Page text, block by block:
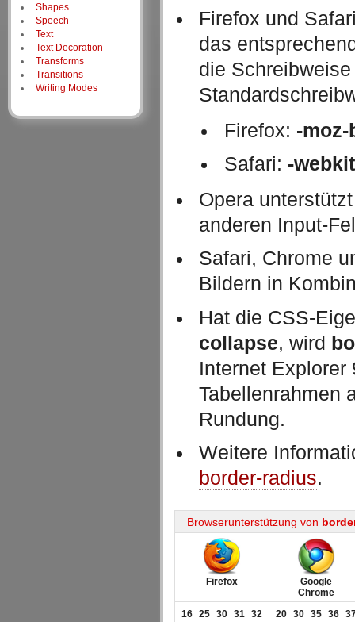
Firefox und
das
die
Firefox: -
Safari: -
Opera
anderen Input-
Safari, Chrome
Bildern in
Hat die CSS-
collapse, wird
Internet
Tabellenrahmen
Rundung.
Weitere
border-radius.
Browserunterstützung von
Firefox
Google
Chrome
16 25 30 31 32
20 30 35 36
Shapes
Speech
Text
Text Decoration
Transforms
Transitions
Writing Modes